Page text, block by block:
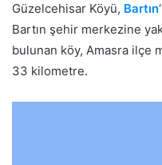
Güzelcehisar Köyü, Bartın
Bartın şehir merkezine
bulunan köy, Amasra ilçe
33 kilometre.